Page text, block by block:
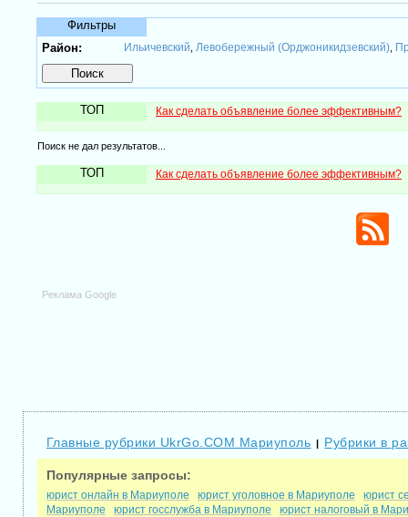
Фильтры
Район:
Ильичевский Левобережный (Орджоникидзевский),
ТОП Как сделать объявление более эффективным?
Поиск не дал результатов...
ТОП Как сделать объявление более эффективным?
Реклама Google
Главные рубрики UkrGo.COM Мариуполь | Рубрики в
Популярные запросы:
юрист онлайн в Мариуполе юрист уголовное в Мариуполе
юрист
Мариуполе
юрист госслужба в Мариуполе
юрист налоговый в